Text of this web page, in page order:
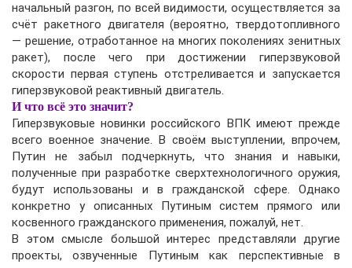
начальный разгон, по всей видимости, осуществляется за
счёт ракетного двигателя (вероятно, твердотопливного
— решение, отработанное на многих поколениях зенитных
ракет), после чего при достижении гиперзвуковой
скорости первая ступень отстреливается и запускается
гиперзвуковой реактивный двигатель.
И что всё это значит?
Гиперзвуковые новинки российского ВПК имеют прежде
всего военное значение. В своём выступлении, впрочем,
Путин не забыл подчеркнуть, что знания и навыки,
полученные при разработке сверхтехнологичного оружия,
будут использованы и в гражданской сфере. Однако
конкретно у описанных Путиным систем прямого или
косвенного гражданского применения, пожалуй, нет.
В этом смысле большой интерес представляли другие
проекты, озвученные Путиным как перспективные в